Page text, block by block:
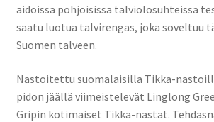
aidoissa pohjoisissa talviolosuhteissa
saatu luotua talvirengas, joka soveltuu
Suomen talveen.
Nastoitettu suomalaisilla Tikka-
pidon jäällä viimeistelevät Linglong
Gripin kotimaiset Tikka-nastat.